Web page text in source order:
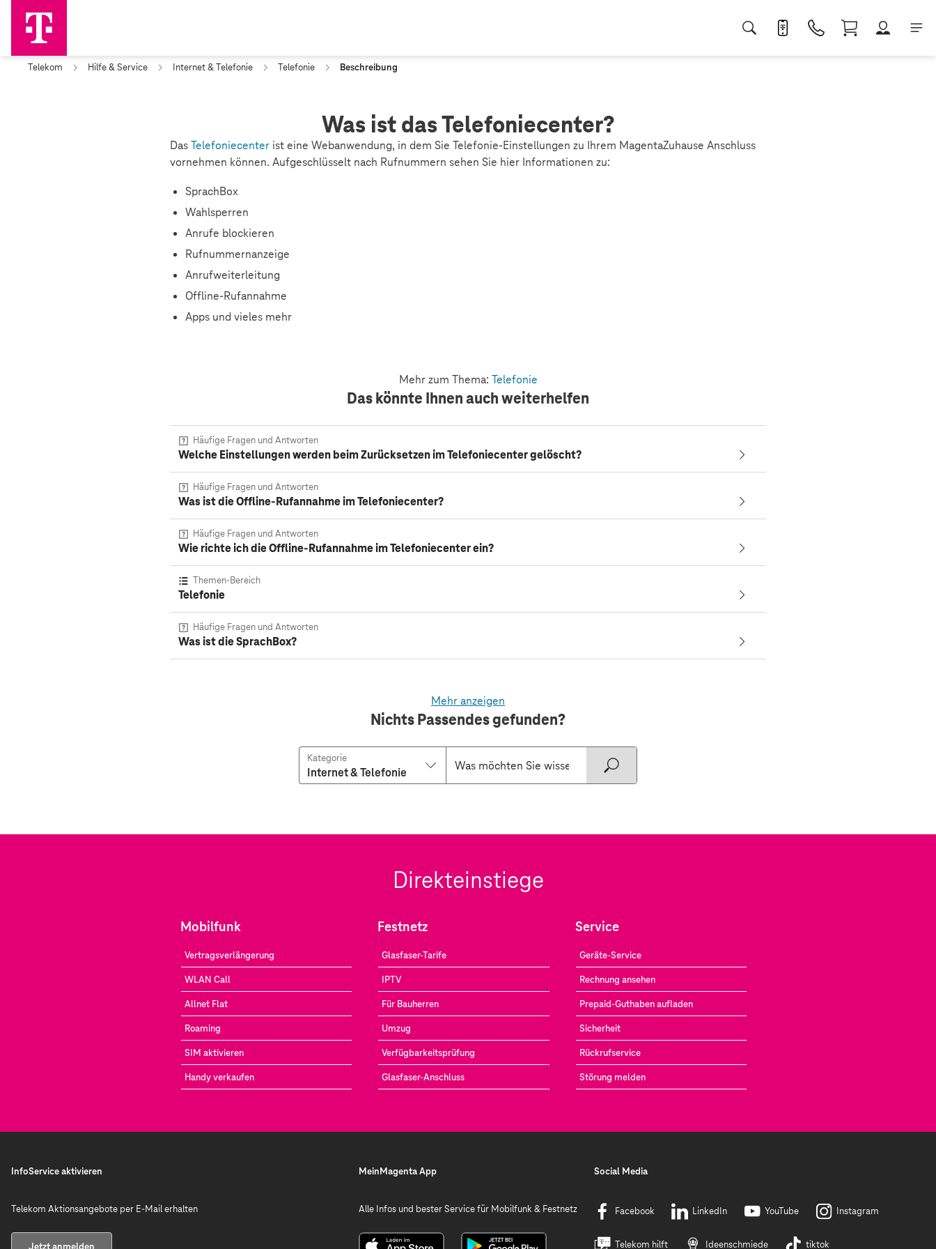
Telekom Hilfe & Service Internet & Telefonie Telefonie Beschreibung
Was ist das Telefoniecenter?
DasTelefoniecenter ist eine Webanwendung, in dem Sie Telefonie-Einstellungen zu Ihrem MagentaZuhause Anschluss
vornehmen können. Aufgeschlüsselt nach Rufnummern sehen Sie hier Informationen zu:
SprachBox
Wahlsperren
Anrufe blockieren
Rufnummernanzeige
Anrufweiterleitung
Offline-Rufannahme
Apps und vieles mehr
Mehr zum Thema: Telefonie
Das könnte Ihnen auch weiterhelfen
Häufige Fragen und Antworten
Welche Einstellungen werden beim Zurücksetzen im Telefoniecenter gelöscht?
Häufige Fragen und Antworten
Was ist die Offline-Rufannahme im Telefoniecenter?
Häufige Fragen und Antworten
Wie richte ich die Offline-Rufannahme im Telefoniecenter ein?
Themen-Bereich
Telefonie
Häufige Fragen und Antworten
Was ist die SprachBox?
Mehr anzeigen
Nichts Passendes gefunden?
Internet & Telefonie
Kategorie
Direkteinstiege
Mobilfunk
Vertragsverlängerung
WLAN Call
Allnet Flat
Roaming
SIM aktivieren
Handy verkaufen
Festnetz
Glasfaser-Tarife
IPTV
Für Bauherren
Umzug
Verfügbarkeitsprüfung
Glasfaser-Anschluss
Service
Geräte-Service
Rechnung ansehen
Prepaid-Guthaben aufladen
Sicherheit
Rückrufservice
Störung melden
InfoService aktivieren
Telekom Aktionsangebote per E-Mail erhalten
Jetzt anmelden
MeinMagenta App
Alle Infos und bester Service für Mobilfunk & Festnetz
Social Media
Facebook LinkedIn YouTube Instagram
Telekom hilft Ideenschmiede tiktok